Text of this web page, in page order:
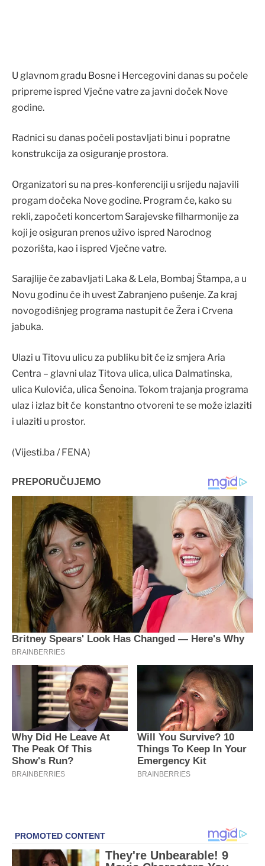
U glavnom gradu Bosne i Hercegovini danas su počele
pripreme ispred Vječne vatre za javni doček Nove
godine.
Radnici su danas počeli postavljati binu i popratne
konstrukcija za osiguranje prostora.
Organizatori su na pres-konferenciji u srijedu najavili
progam dočeka Nove godine. Program će, kako su
rekli, započeti koncertom Sarajevske filharmonije za
koji je osiguran prenos uživo ispred Narodnog
pozorišta, kao i ispred Vječne vatre.
Sarajlije će zabavljati Laka & Lela, Bombaj Štampa, a u
Novu godinu će ih uvest Zabranjeno pušenje. Za kraj
novogodišnjeg programa nastupit će Žera i Crvena
jabuka.
Ulazi u Titovu ulicu za publiku bit će iz smjera Aria
Centra – glavni ulaz Titova ulica, ulica Dalmatinska,
ulica Kulovića, ulica Šenoina. Tokom trajanja programa
ulaz i izlaz bit će konstantno otvoreni te se može izlaziti
i ulaziti u prostor.
(Vijesti.ba / FENA)